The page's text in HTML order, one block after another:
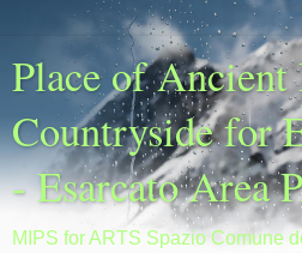
Place of Ancient
Countryside for
- Esarcato Area
MIPS for ARTS Spazio Comune